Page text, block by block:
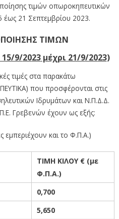
τιμών οπωροκηπευτικών
έως 21 Σεπτεμβρίου 2023.
ΤΙΜΩΝ
9/2023μέχρι 21/9/2023)
τιμές στα παρακάτω
που προσφέρονται στις
Ιδρυμάτων και Ν.Π.Δ.Δ.
Γρεβενών έχουν ως εξής:
εμπεριέχουν και το Φ.Π.Α.)
ΤΙΜΗ ΚΙΛΟΥ € (με
Φ.Π.Α.)
0,700
5,650